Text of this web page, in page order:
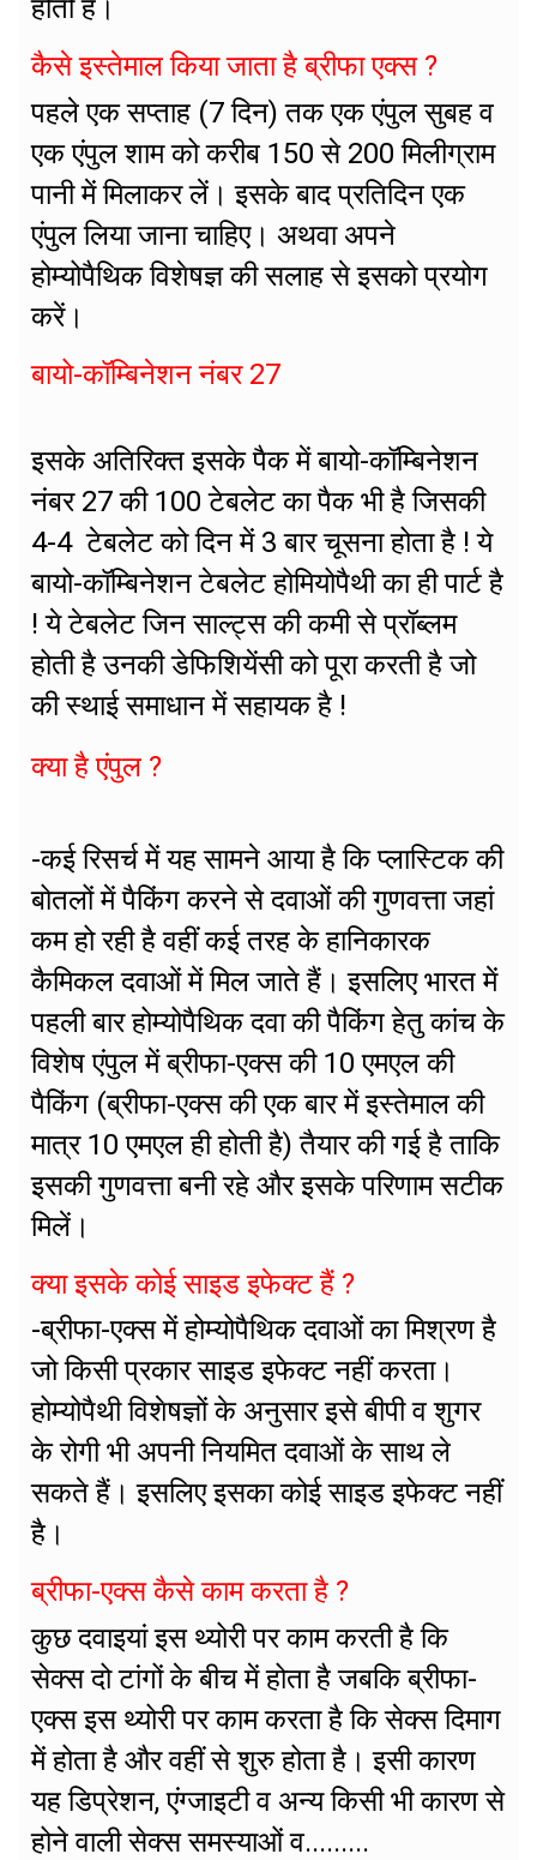
होती है।
कैसे इस्तेमाल किया जाता है ब्रीफा एक्स ?
पहले एक सप्ताह (7 दिन) तक एक एंपुल सुबह व
एक एंपुल शाम को करीब 150 से 200 मिलीग्राम
पानी में मिलाकर लें। इसके बाद प्रतिदिन एक
एंपुल लिया जाना चाहिए। अथवा अपने
होम्योपैथिक विशेषज्ञ की सलाह से इसको प्रयोग
करें।
बायो-कॉम्बिनेशन नंबर 27
इसके अतिरिक्त इसके पैक में बायो-कॉम्बिनेशन
नंबर 27 की 100 टेबलेट का पैक भी है जिसकी
4-4 टेबलेट को दिन में 3 बार चूसना होता है ! ये
बायो-कॉम्बिनेशन टेबलेट होमियोपैथी का ही पार्ट है
! ये टेबलेट जिन साल्ट्स की कमी से प्रॉब्लम
होती है उनकी डेफिशियेंसी को पूरा करती है जो
की स्थाई समाधान में सहायक है !
क्या है एंपुल ?
-कई रिसर्च में यह सामने आया है कि प्लास्टिक की
बोतलों में पैकिंग करने से दवाओं की गुणवत्ता जहां
कम हो रही है वहीं कई तरह के हानिकारक
कैमिकल दवाओं में मिल जाते हैं। इसलिए भारत में
पहली बार होम्योपैथिक दवा की पैकिंग हेतु कांच के
विशेष एंपुल में ब्रीफा-एक्स की 10 एमएल की
पैकिंग (ब्रीफा-एक्स की एक बार में इस्तेमाल की
मात्र 10 एमएल ही होती है) तैयार की गई है ताकि
इसकी गुणवत्ता बनी रहे और इसके परिणाम सटीक
मिलें।
क्या इसके कोई साइड इफेक्ट हैं ?
-ब्रीफा-एक्स में होम्योपैथिक दवाओं का मिश्रण है
जो किसी प्रकार साइड इफेक्ट नहीं करता।
होम्योपैथी विशेषज्ञों के अनुसार इसे बीपी व शुगर
के रोगी भी अपनी नियमित दवाओं के साथ ले
सकते हैं। इसलिए इसका कोई साइड इफेक्ट नहीं
है।
ब्रीफा-एक्स कैसे काम करता है ?
कुछ दवाइयां इस थ्योरी पर काम करती है कि
सेक्स दो टांगों के बीच में होता है जबकि ब्रीफा-
एक्स इस थ्योरी पर काम करता है कि सेक्स दिमाग
में होता है और वहीं से शुरु होता है। इसी कारण
यह डिप्रेशन, एंग्जाइटी व अन्य किसी भी कारण से
होने वाली सेक्स समस्याओं व.........